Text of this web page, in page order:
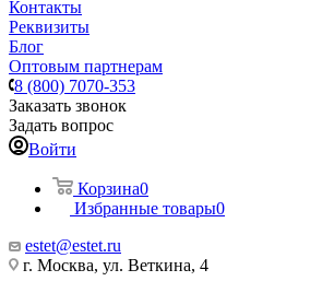
Контакты
Реквизиты
Блог
Оптовым партнерам
8 (800) 7070-353
Заказать звонок
Задать вопрос
Войти
Корзина0
Избранные товары0
estet@estet.ru
г. Москва, ул. Веткина, 4